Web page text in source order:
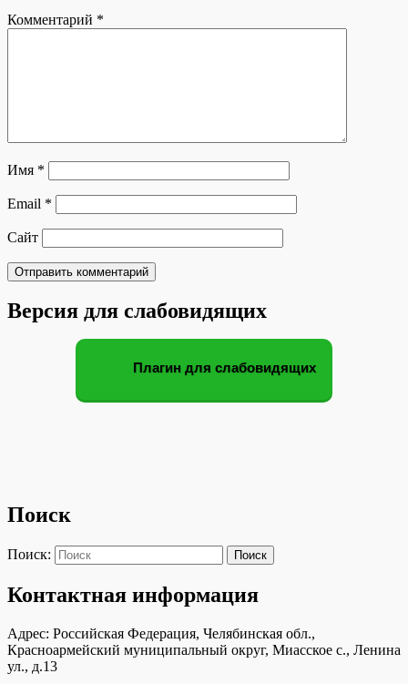
Комментарий *
Имя *
Email *
Сайт
Версия для слабовидящих
Плагин для слабовидящих
Поиск
Поиск: Поиск
Контактная информация
Адрес: Российская Федерация, Челябинская обл.,
Красноармейский муниципальный округ, Миасское с., Ленина
ул., д.13